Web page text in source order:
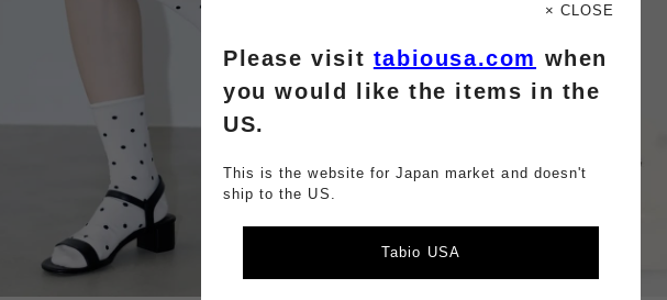
× CLOSE
Please visit tabiousa.com when
you would like the items in the
US.
This is the website for Japan market and doesn't
ship to the US.
Tabio USA